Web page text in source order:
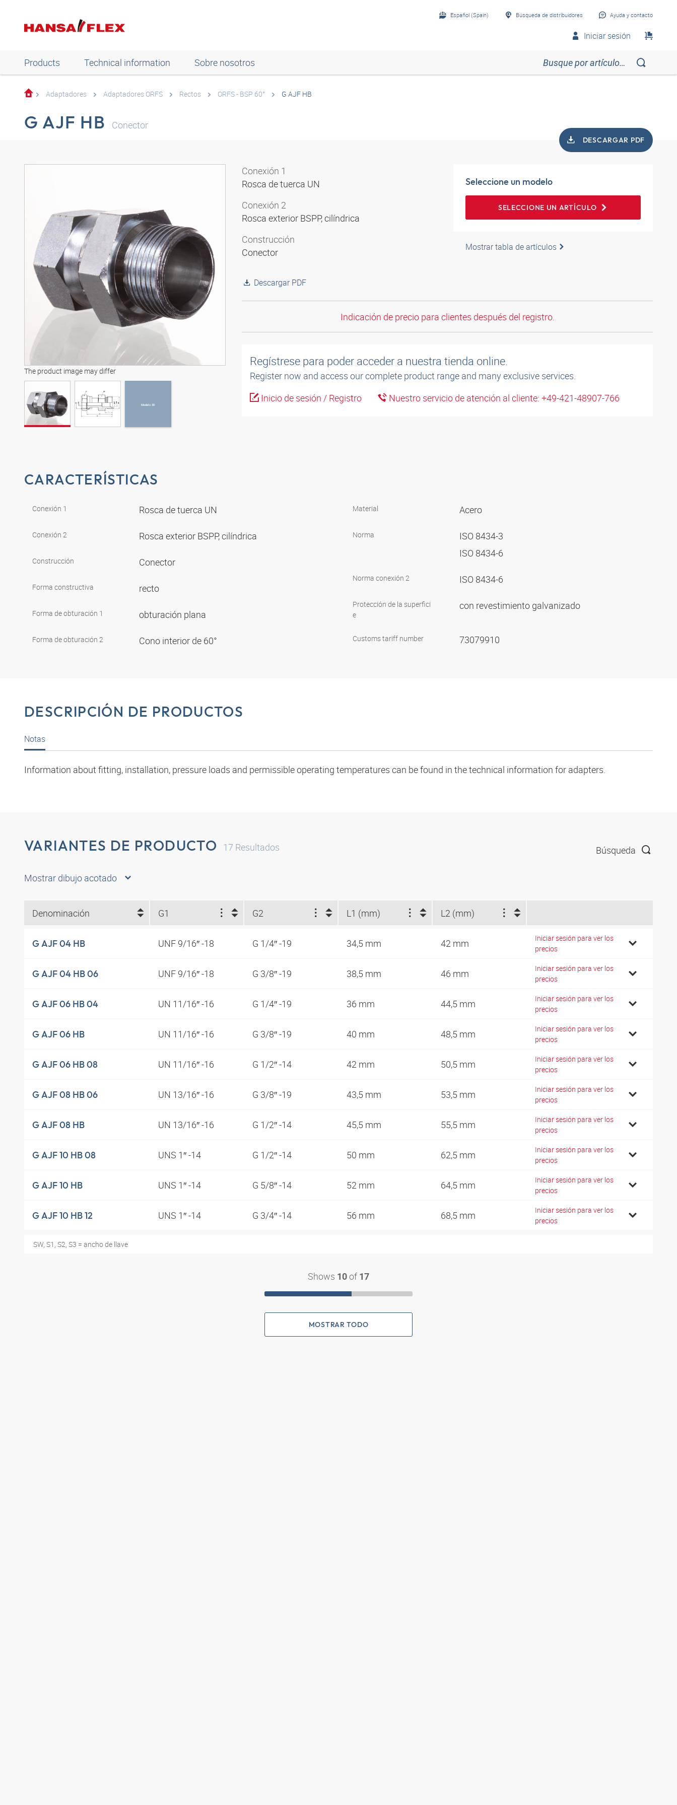
Español (Spain) Búsqueda de distribuidores Ayuda y contacto
Iniciar sesión
Products Technical information Sobre nosotros
Adaptadores Adaptadores ORFS Rectos ORFS - BSP 60° G AJF HB
G AJF HB Conector
DESCARGAR PDF
The product image may differ
Modelo 3D
Modelo 3D
Conexión 1
Rosca de tuerca UN
Conexión 2
Rosca exterior BSPP, cilíndrica
Construcción
Conector
Descargar PDF
Seleccione un modelo
SELECCIONE UN ARTÍCULO
Mostrar tabla de artículos
Indicación de precio para clientes después del registro.
Regístrese para poder acceder a nuestra tienda online.
Register now and access our complete product range and many exclusive services.
Inicio de sesión / Registro
Nuestro servicio de atención al cliente: +49-421-48907-766
CARACTERÍSTICAS
Conexión 1 Rosca de tuerca UN
Conexión 2 Rosca exterior BSPP, cilíndrica
Construcción Conector
Forma constructiva recto
Forma de obturación 1 obturación plana
Forma de obturación 2 Cono interior de 60°
Material Acero
Norma
ISO 8434-3
ISO 8434-6
Norma conexión 2 ISO 8434-6
Protección de la superfici
e
con revestimiento galvanizado
Customs tariff number 73079910
DESCRIPCIÓN DE PRODUCTOS
Notas
Information about fitting, installation, pressure loads and permissible operating temperatures can be found in the technical information for adapters.
VARIANTES DE PRODUCTO 17 Resultados Búsqueda
Mostrar dibujo acotado
Denominación G1 G2 L1 (mm) L2 (mm)
G AJF 04 HB UNF 9/16″ -18 G 1/4″ -19 34,5 mm 42 mm
Iniciar sesión para ver los
precios
G AJF 04 HB 06 UNF 9/16″ -18 G 3/8″ -19 38,5 mm 46 mm
Iniciar sesión para ver los
precios
G AJF 06 HB 04 UN 11/16″ -16 G 1/4″ -19 36 mm 44,5 mm
Iniciar sesión para ver los
precios
G AJF 06 HB UN 11/16″ -16 G 3/8″ -19 40 mm 48,5 mm
Iniciar sesión para ver los
precios
G AJF 06 HB 08 UN 11/16″ -16 G 1/2″ -14 42 mm 50,5 mm
Iniciar sesión para ver los
precios
G AJF 08 HB 06 UN 13/16″ -16 G 3/8″ -19 43,5 mm 53,5 mm
Iniciar sesión para ver los
precios
G AJF 08 HB UN 13/16″ -16 G 1/2″ -14 45,5 mm 55,5 mm
Iniciar sesión para ver los
precios
G AJF 10 HB 08 UNS 1″ -14 G 1/2″ -14 50 mm 62,5 mm
Iniciar sesión para ver los
precios
G AJF 10 HB UNS 1″ -14 G 5/8″ -14 52 mm 64,5 mm
Iniciar sesión para ver los
precios
G AJF 10 HB 12 UNS 1″ -14 G 3/4″ -14 56 mm 68,5 mm
Iniciar sesión para ver los
precios
SW, S1, S2, S3 = ancho de llave
Shows 10 of 17
MOSTRAR TODO